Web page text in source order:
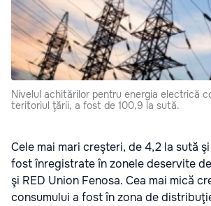
Nivelul achitărilor pentru energia electrică
teritoriul ţării, a fost de 100,9 la sută.
Cele mai mari creşteri, de 4,2 la sută
fost înregistrate în zonele deservite
şi RED Union Fenosa. Cea mai mică
consumului a fost în zona de